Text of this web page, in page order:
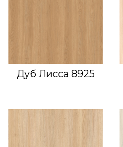
Дуб Лисса 8925